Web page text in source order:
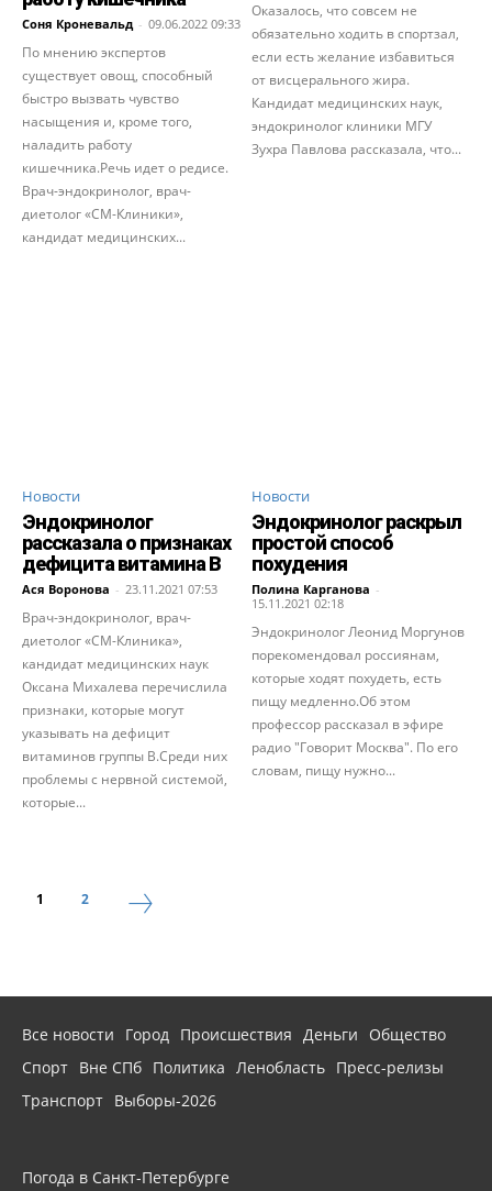
Соня Кроневальд - 09.06.2022 09:33
По мнению экспертов
существует овощ, способный
быстро вызвать чувство
насыщения и, кроме того,
наладить работу
кишечника.Речь идет о редисе.
Врач-эндокринолог, врач-
диетолог «СМ-Клиники»,
кандидат медицинских...
Оказалось, что совсем не
обязательно ходить в спортзал,
если есть желание избавиться
от висцерального жира.
Кандидат медицинских наук,
эндокринолог клиники МГУ
Зухра Павлова рассказала, что...
Новости
Эндокринолог
рассказала о признаках
дефицита витамина B
Ася Воронова - 23.11.2021 07:53
Врач-эндокринолог, врач-
диетолог «СМ-Клиника»,
кандидат медицинских наук
Оксана Михалева перечислила
признаки, которые могут
указывать на дефицит
витаминов группы В.Среди них
проблемы с нервной системой,
которые...
Новости
Эндокринолог раскрыл
простой способ
похудения
Полина Карганова -
15.11.2021 02:18
Эндокринолог Леонид Моргунов
порекомендовал россиянам,
которые ходят похудеть, есть
пищу медленно.Об этом
профессор рассказал в эфире
радио "Говорит Москва". По его
словам, пищу нужно...
1 2
Все новости Город Происшествия Деньги
Общество
Спорт Вне СПб Политика Ленобласть Пресс-релизы
Транспорт Выборы-2026
Погода в Санкт-Петербурге